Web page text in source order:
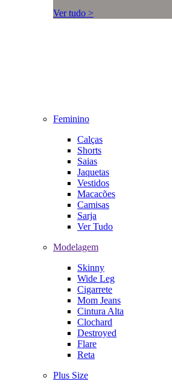
Ver tudo >
Feminino
Calças
Shorts
Saias
Jaquetas
Vestidos
Macacões
Camisas
Sarja
Ver Tudo
Modelagem
Skinny
Wide Leg
Cigarrete
Mom Jeans
Cintura Alta
Clochard
Destroyed
Flare
Reta
Plus Size